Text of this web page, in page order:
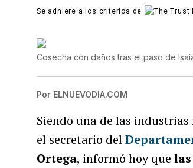
Se adhiere a los criterios de
Cosecha con daños tras el paso de
Por ELNUEVODIA.COM
Siendo una de las
el secretario del
Ortega, informó hoy que